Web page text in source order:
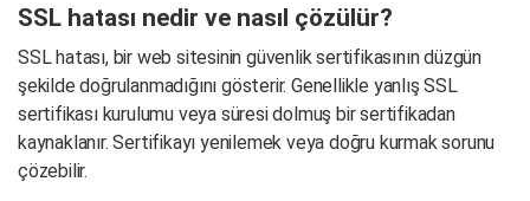
SSL hatası nedir ve nasıl çözülür?
SSL hatası, bir web sitesinin güvenlik sertifikasının düzgün
şekilde doğrulanmadığını gösterir. Genellikle yanlış SSL
sertifikası kurulumu veya süresi dolmuş bir sertifikadan
kaynaklanır. Sertifikayı yenilemek veya doğru kurmak sorunu
çözebilir.